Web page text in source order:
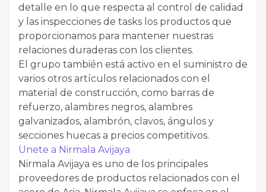
detalle en lo que respecta al control de calidad
y las inspecciones de tasks los productos que
proporcionamos para mantener nuestras
relaciones duraderas con los clientes.
El grupo también está activo en el suministro de
varios otros artículos relacionados con el
material de construcción, como barras de
refuerzo, alambres negros, alambres
galvanizados, alambrón, clavos, ángulos y
secciones huecas a precios competitivos.
Unete a Nirmala Avijaya
Nirmala Avijaya es uno de los principales
proveedores de productos relacionados con el